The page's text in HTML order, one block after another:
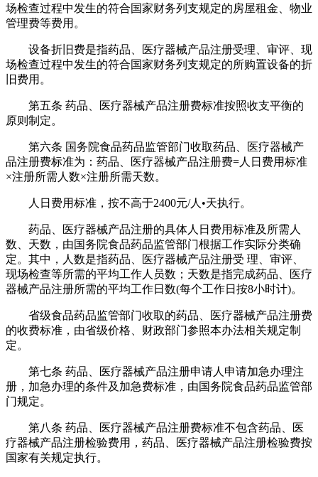
场检查过程中发生的符合国家财务列支规定的房屋租金、物业
管理费等费用。
设备折旧费是指药品、医疗器械产品注册受理、审评、现
场检查过程中发生的符合国家财务列支规定的所购置设备的折
旧费用。
第五条 药品、医疗器械产品注册费标准按照收支平衡的
原则制定。
第六条 国务院食品药品监管部门收取药品、医疗器械产
品注册费标准为：药品、医疗器械产品注册费=人日费用标准
×注册所需人数×注册所需天数。
人日费用标准，按不高于2400元/人•天执行。
药品、医疗器械产品注册的具体人日费用标准及所需人
数、天数，由国务院食品药品监管部门根据工作实际分类确
定。其中，人数是指药品、医疗器械产品注册受 理、审评、
现场检查等所需的平均工作人员数；天数是指完成药品、医疗
器械产品注册所需的平均工作日数(每个工作日按8小时计)。
省级食品药品监管部门收取的药品、医疗器械产品注册费
的收费标准，由省级价格、财政部门参照本办法相关规定制
定。
第七条 药品、医疗器械产品注册申请人申请加急办理注
册，加急办理的条件及加急费标准，由国务院食品药品监管部
门规定。
第八条 药品、医疗器械产品注册费标准不包含药品、医
疗器械产品注册检验费用，药品、医疗器械产品注册检验费按
国家有关规定执行。